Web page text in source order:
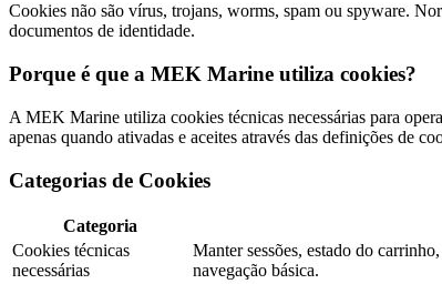
Cookies não são vírus, trojans, worms, spam ou spyware.
documentos de identidade.
Porque é que a MEK Marine utiliza cookies?
A MEK Marine utiliza cookies técnicas necessárias para
apenas quando ativadas e aceites através das definições de
Categorias de Cookies
Categoria
Cookies técnicas
necessárias
Manter sessões, estado do
navegação básica.